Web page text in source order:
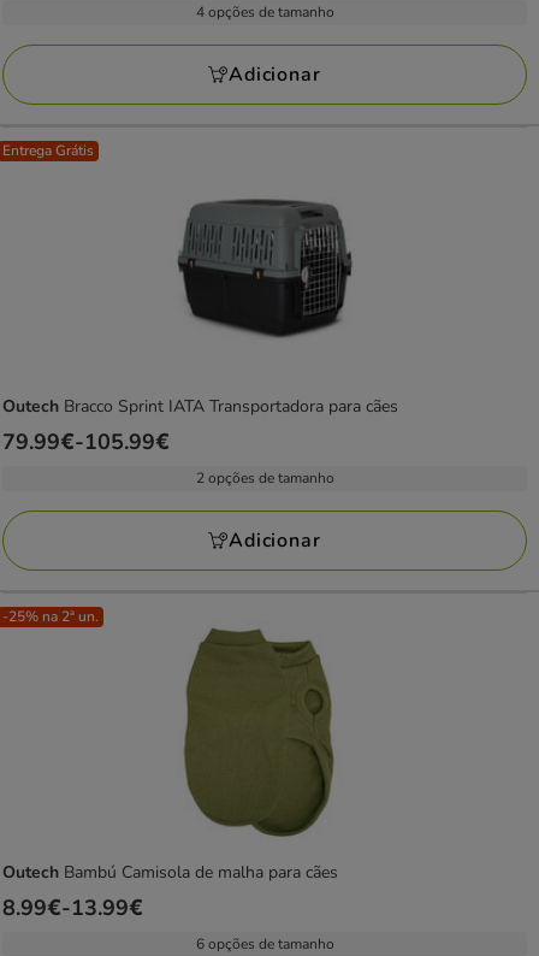
avaliações
a
21.99€
4 opções de tamanho
Adicionar
Entrega Grátis
Outech Bracco Sprint IATA Transportadora para cães
Preço
a
105.99€
79.99€-105.99€
2 opções de tamanho
Adicionar
-25% na 2ª un.
Outech Bambú Camisola de malha para cães
Preço
8.99€-13.99€
6 opções de tamanho